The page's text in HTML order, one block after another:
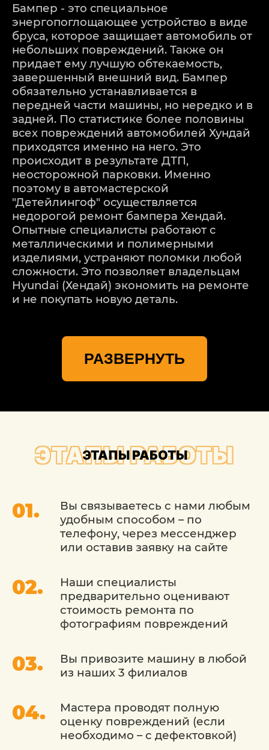
Бампер - это специальное
энергопоглощающее устройство в виде
бруса, которое защищает автомобиль от
небольших повреждений. Также он
придает ему лучшую обтекаемость,
завершенный внешний вид. Бампер
обязательно устанавливается в
передней части машины, но нередко и в
задней. По статистике более половины
всех повреждений автомобилей Хундай
приходятся именно на него. Это
происходит в результате ДТП,
неосторожной парковки. Именно
поэтому в автомастерской
"Детейлингоф" осуществляется
недорогой ремонт бампера Хендай.
Опытные специалисты работают с
металлическими и полимерными
изделиями, устраняют поломки любой
сложности. Это позволяет владельцам
Hyundai (Хендай) экономить на ремонте
и не покупать новую деталь.
КАК ПРОХОДИТ
ВОССТАНОВЛЕНИЕ
материала, из которого оно изготовлено.
Наиболее часто мы осуществляем
являются самыми распространенными.
Восстановительные работы ведутся в
несколько этапов:
загрязнений (пыли, грязи, остатков
насекомых, пятен масла).
Далее его поверхность обезжиривается
специальными веществами, высушивается,
Выполняется шлифовка поверхности и
Проводятся сварочные работы. Они
выполнятся только с внутренней стороны,
чтобы внешний вид бампера не изменился.
РАЗВЕРНУТЬ
ЭТАПЫ РАБОТЫ
ЭТАПЫ РАБОТЫ
Вы связываетесь с нами любым
удобным способом – по
телефону, через мессенджер
или оставив заявку на сайте
Наши специалисты
предварительно оценивают
стоимость ремонта по
фотографиям повреждений
Вы привозите машину в любой
из наших 3 филиалов
Мастера проводят полную
оценку повреждений (если
необходимо – с дефектовкой)